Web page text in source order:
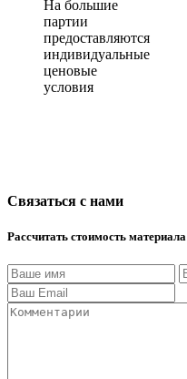
На большие
партии
предоставляются
индивидуальные
ценовые
условия
Связаться с нами
Рассчитать стоимость материала